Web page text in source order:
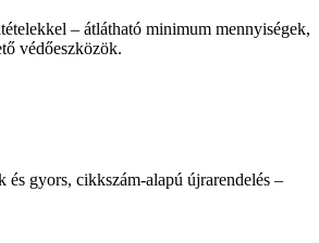
– átlátható minimum mennyiségek,
védőeszközök.
gyors, cikkszám-alapú újrarendelés –